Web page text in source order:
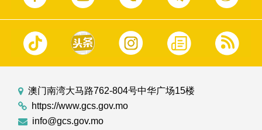
澳门南湾大马路762-804号中华广场15楼
https://www.gcs.gov.mo
info@gcs.gov.mo